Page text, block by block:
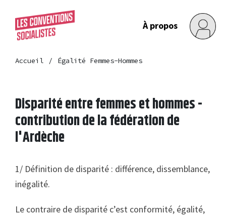
À propos
Accueil Égalité Femmes-Hommes
Disparité entre femmes et hommes -
contribution de la fédération de
l'Ardèche
1/ Définition de disparité : différence, dissemblance,
inégalité.
Le contraire de disparité c’est conformité, égalité,